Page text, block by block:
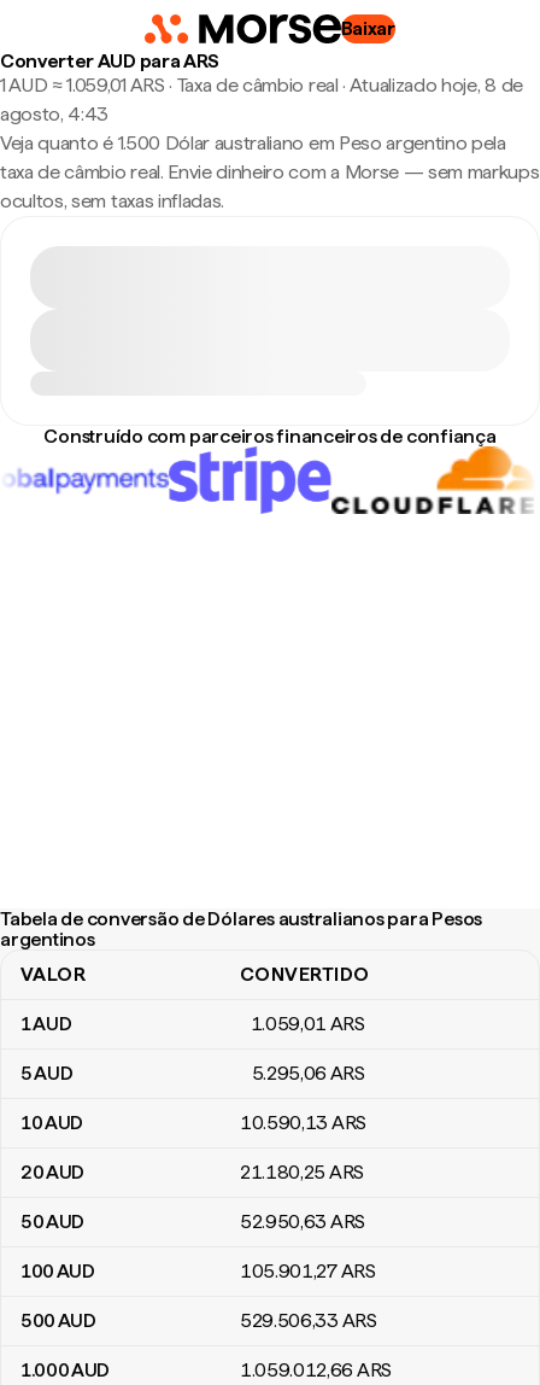
Baixar
Converter AUD para ARS
1 AUD ≈ 1.059,01 ARS · Taxa de câmbio real · Atualizado hoje, 8 de
agosto, 4:43
Veja quanto é 1.500 Dólar australiano em Peso argentino pela
taxa de câmbio real. Envie dinheiro com a Morse — sem markups
ocultos, sem taxas infladas.
Construído com parceiros financeiros de confiança
Tabela de conversão de Dólares australianos para Pesos
argentinos
Tabela de conversão de Dólares australianos para Pesos
VALOR CONVERTIDO
1AUD 1.059,01 ARS
5AUD 5.295,06 ARS
10AUD 10.590,13 ARS
20AUD 21.180,25 ARS
50AUD 52.950,63 ARS
100AUD 105.901,27ARS
500AUD 529.506,33 ARS
1.000AUD 1.059.012,66 ARS